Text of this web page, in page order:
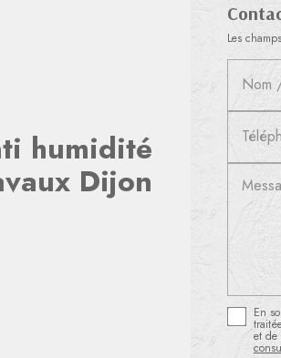
humidité
Dijon
Les
Nom
En
et de